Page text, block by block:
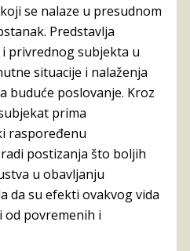
se nalaze u presudnom
Predstavlja
privrednog subjekta u
situacije i nalaženja
buduće poslovanje. Kroz
prima
raspoređenu
postizanja što boljih
u obavljanju
da su efekti ovakvog vida
od povremenih i